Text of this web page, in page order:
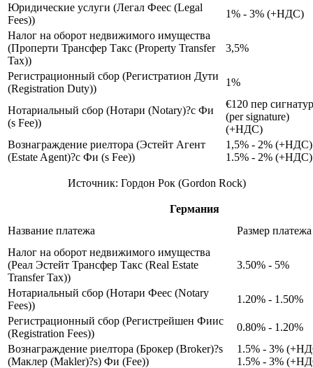
Юридические услуги (Легал Феес (Legal
Fees))
1% - 3% (+НДС)
Налог на оборот недвижимого имущества
(Проперти Трансфер Такс (Property Transfer
Tax))
3,5%
Регистрационный сбор (Регистратион Дути
(Registration Duty))
1%
Нотариальный сбор (Нотари (Notary)?с Фи
(s Fee))
€120 пер
(per signature)
(+НДС)
Вознаграждение риелтора (Эстейт Агент
(Estate Agent)?с Фи (s Fee))
1,5% - 2% (+НДС)
1.5% - 2% (+НДС)
Источник: Гордон Рок (Gordon Rock)
Германия
Название платежа
Размер платежа
Налог на оборот недвижимого имущества
(Реал Эстейт Трансфер Такс (Real Estate
Transfer Tax))
3.50% - 5%
Нотариальный сбор (Нотари Феес (Notary
Fees))
1.20% - 1.50%
Регистрационный сбор (Регистрейшен Фиис
(Registration Fees))
0.80% - 1.20%
Вознаграждение риелтора (Брокер (Broker)?s
(Маклер (Makler)?s) Фи (Fee))
1.5% - 3%
1.5% - 3%